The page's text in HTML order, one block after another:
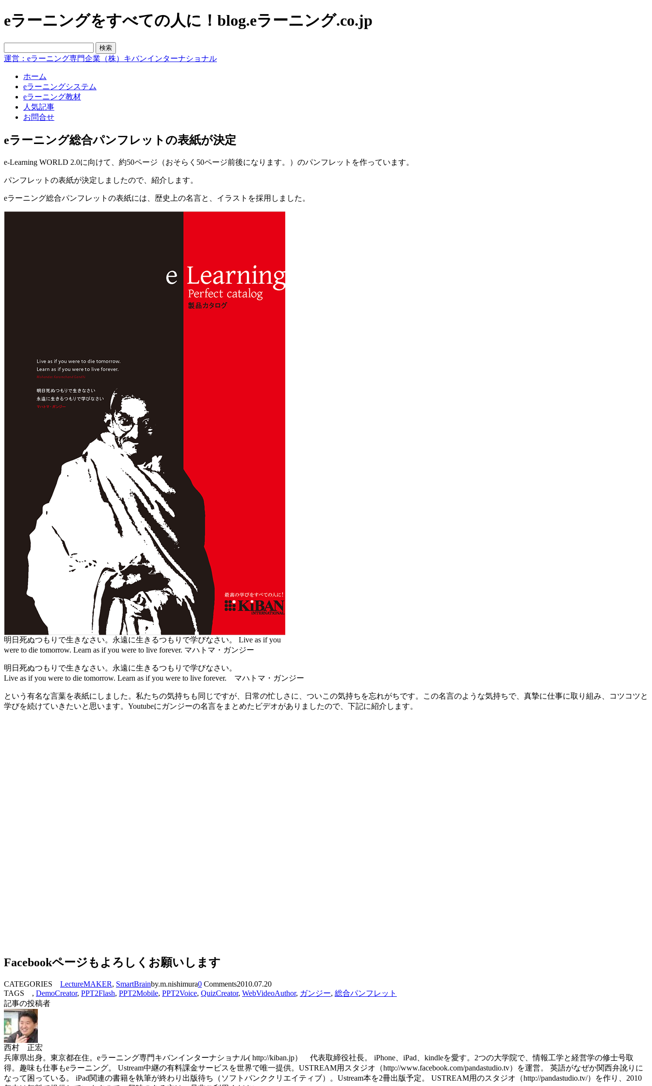
eラーニングをすべての人に！blog.eラーニング.co.jp
運営：eラーニング専門企業（株）キバンインターナショナル
ホーム
eラーニングシステム
eラーニング教材
人気記事
お問合せ
eラーニング総合パンフレットの表紙が決定
e-Learning WORLD 2.0に向けて、約50ページ（おそらく50ページ前後になります。）のパンフレットを作っています。
パンフレットの表紙が決定しましたので、紹介します。
eラーニング総合パンフレットの表紙には、歴史上の名言と、イラストを採用しました。
明日死ぬつもりで生きなさい。永遠に生きるつもりで学びなさい。 Live as if you
were to die tomorrow. Learn as if you were to live forever. マハトマ・ガンジー
明日死ぬつもりで生きなさい。永遠に生きるつもりで学びなさい。
Live as if you were to die tomorrow. Learn as if you were to live forever. マハトマ・ガンジー
という有名な言葉を表紙にしました。私たちの気持ちも同じですが、日常の忙しさに、ついこの気持ちを忘れがちです。この名言のような気持ちで、真摯に仕事に取り組み、コツコツと
学びを続けていきたいと思います。Youtubeにガンジーの名言をまとめたビデオがありましたので、下記に紹介します。
Facebookページもよろしくお願いします
CATEGORIES LectureMAKER, SmartBrainby.m.nishimura0 Comments2010.07.20
TAGS , DemoCreator, PPT2Flash, PPT2Mobile, PPT2Voice, QuizCreator, WebVideoAuthor, ガンジー, 総合パンフレット
記事の投稿者
西村 正宏
兵庫県出身。東京都在住。eラーニング専門キバンインターナショナル( http://kiban.jp） 代表取締役社長。 iPhone、iPad、kindleを愛す。2つの大学院で、情報工学と経営学の修士号取
得。趣味も仕事もeラーニング。 Ustream中継の有料課金サービスを世界で唯一提供。USTREAM用スタジオ（http://www.facebook.com/pandastudio.tv）を運営。 英語がなぜか関西弁訛りに
なって困っている。 iPad関連の書籍を執筆が終わり出版待ち（ソフトバンククリエイティブ）。Ustream本を2冊出版予定。 USTREAM用のスタジオ（http://pandastudio.tv/）を作り、2010